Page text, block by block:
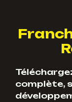
complète,